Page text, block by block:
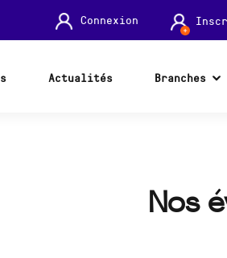
Connexion
Actualités Branches
Nos